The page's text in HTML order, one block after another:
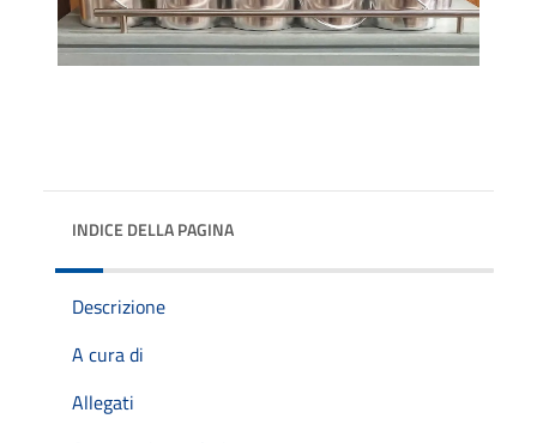
INDICE DELLA PAGINA
Descrizione
A cura di
Allegati